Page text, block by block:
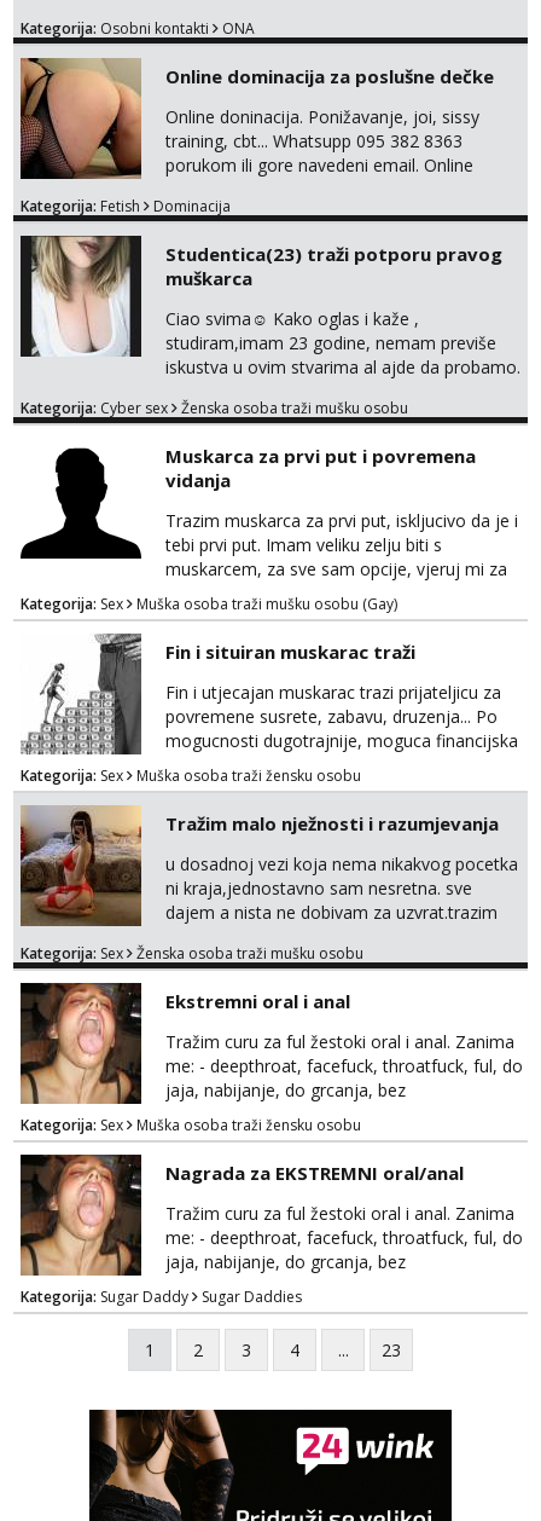
Kategorija: Osobni kontakti ONA
Online dominacija za poslušne dečke
Online doninacija. Ponižavanje, joi, sissy
training, cbt... Whatsupp 095 382 8363
porukom ili gore navedeni email. Online
uživo nakon mjesečnog druženja . Čekam te
znali reći da im netko šalje moje fotke/videa
ili ima slične oglase s mojim slikama. Moj
oglas za dominaciju je isključvo ov...
Kategorija: Fetish Dominacija
Studentica(23) traži potporu pravog
muškarca
Ciao svima☺️ Kako oglas i kaže ,
studiram,imam 23 godine, nemam previše
iskustva u ovim stvarima al ajde da probamo.
poslije kada se bolje znamo i videopoziv i
Idealno ne nešto jednokratno već
dogovoreno i na dulje vrijeme. Malo jesam
sramežljiva ali potrudit ću se da budeš
zadovoljan i da imaš nekog za svakodn...
Kategorija: Cyber sex Ženska osoba traži mušku osobu
Muskarca za prvi put i povremena
vidanja
Trazim muskarca za prvi put, iskljucivo da je i
tebi prvi put. Imam veliku zelju biti s
muskarcem, za sve sam opcije, vjeruj mi za
sve…pasiv/aktiv/pusenje/ najlonke…ako bude
dobro mozemo nastaviti povremena vidanja
uz maksimalnu diskreciju,sto bude u sobi
tamo i ostaje. Jace sam grade 180cm 110kg.
Ozenjen, uz dogovor o lokaciji i vremenu ja
rjesavam apartman/hotel. Odgovara mi cijela
kontinentalna...
Kategorija: Sex Muška osoba traži mušku osobu (Gay)
Fin i situiran muskarac traži
Fin i utjecajan muskarac trazi prijateljicu za
povremene susrete, zabavu, druzenja... Po
mogucnosti dugotrajnije, moguca financijska
potpora!
Kategorija: Sex Muška osoba traži žensku osobu
Tražim malo nježnosti i razumjevanja
u dosadnoj vezi koja nema nikakvog pocetka
ni kraja,jednostavno sam nesretna. sve
dajem a nista ne dobivam za uzvrat.trazim
trazim puno samo malo njeznosti i
poljupce po tijelu koji me jako
pale,obozavam kad muskarac preuzme
kontrolu . javi se :) Klikni na link ispod i nadji
me tamo, cekam te!
Kategorija: Sex Ženska osoba traži mušku osobu
Ekstremni oral i anal
Tražim curu za ful žestoki oral i anal. Zanima
me: - deepthroat, facefuck, throatfuck, ful, do
jaja, nabijanje, do grcanja, bez
ograničavanja... - fisting (ili big insertions),
gaping, DAP/TAP, prolapse, sirenje... Ako
možeš nešto od toga i spremna si, javi se.
Kategorija: Sex Muška osoba traži žensku osobu
Nagrada za EKSTREMNI oral/anal
Tražim curu za ful žestoki oral i anal. Zanima
me: - deepthroat, facefuck, throatfuck, ful, do
jaja, nabijanje, do grcanja, bez
ograničavanja... - fisting (ili big insertions),
gaping, DAP/TAP, prolapse, sirenje... Ako
možeš nešto od toga i spremna si, javi se.
Nagrada po želji (od 500€ naviše, ovisi o
Kategorija: Sugar Daddy Sugar Daddies
1 2 3 4 ... 23